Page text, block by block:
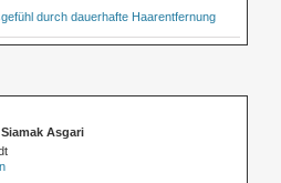
durch dauerhafte Haarentfernung
Asgari